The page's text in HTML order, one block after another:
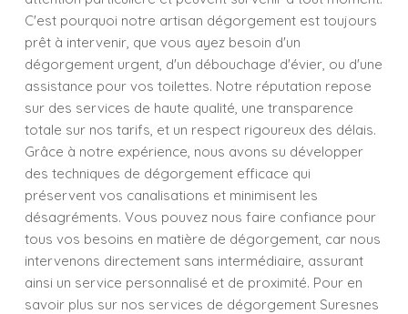
C'est pourquoi notre artisan dégorgement est toujours
prêt à intervenir, que vous ayez besoin d'un
dégorgement urgent, d'un débouchage d'évier, ou d'une
assistance pour vos toilettes. Notre réputation repose
sur des services de haute qualité, une transparence
totale sur nos tarifs, et un respect rigoureux des délais.
Grâce à notre expérience, nous avons su développer
des techniques de dégorgement efficace qui
préservent vos canalisations et minimisent les
désagréments. Vous pouvez nous faire confiance pour
tous vos besoins en matière de dégorgement, car nous
intervenons directement sans intermédiaire, assurant
ainsi un service personnalisé et de proximité. Pour en
savoir plus sur nos services de dégorgement Suresnes